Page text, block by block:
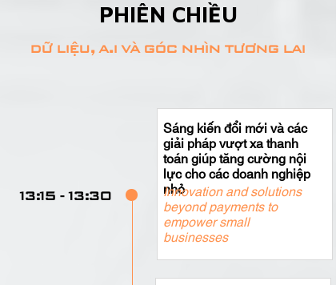
PHIÊN CHIỀU
dữ liệu, a.i và góc nhìn tương lai
13:15 - 13:30
Sáng kiến đổi mới và các
giải pháp vượt xa thanh
toán giúp tăng cường nội
lực cho các doanh nghiệp
nhỏ
Innovation and solutions
beyond payments to
empower small
businesses